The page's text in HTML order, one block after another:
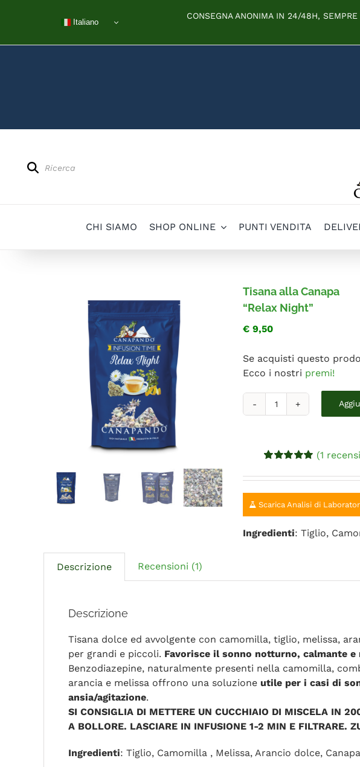
Italiano
CONSEGNA ANONIMA IN 24/48H,
search
CHI SIAMO SHOP ONLINE PUNTI VENDITA
Tisana alla Canapa
“Relax Night”
€ 9,50
Se acquisti questo
Ecco i nostri premi!
Tisana
alla
Night"
su 5 su base di
(1
Scarica Analisi di
Ingredienti: Tiglio,
Descrizione Recensioni (1)
Descrizione
Tisana dolce ed avvolgente con camomilla, tiglio, melissa,
per grandi e piccoli. Favorisce il sonno notturno, calmante e
Benzodiazepine, naturalmente presenti nella camomilla,
arancia e melissa offrono una soluzione utile per i casi di
ansia/agitazione.
SI CONSIGLIA DI METTERE UN CUCCHIAIO DI MISCELA IN
A BOLLORE. LASCIARE IN INFUSIONE 1-2 MIN E FILTRARE.
Ingredienti: Tiglio, Camomilla , Melissa, Arancio dolce,